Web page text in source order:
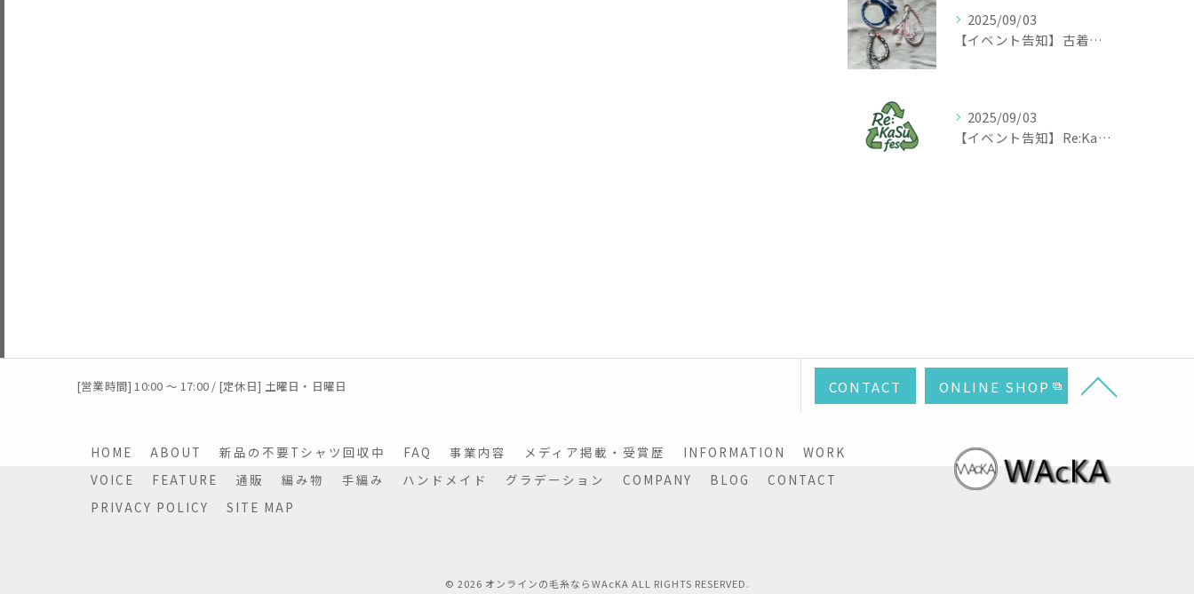
2025/09/03
【イベント告知】古着が変身！世界に一つだけのアクセサリー作り
2025/09/03
【イベント告知】Re:KaSu Fes 日本ではまだ珍しいアップサイクル体験イベント
[営業時間] 10:00 〜 17:00 / [定休日] 土曜日・日曜日 CONTACT ONLINE SHOP
HOME ABOUT 新品の不要Tシャツ回収中 FAQ 事業内容 メディア掲載・受賞歴 INFORMATION
WORK
VOICE
FEATURE 通販 編み物 手編み ハンドメイド グラデーション COMPANY BLOG
CONTACT
PRIVACY POLICY
SITE MAP
© 2026 オンラインの毛糸ならWAcKA ALL RIGHTS RESERVED.